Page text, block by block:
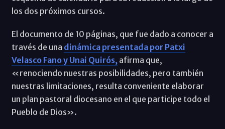
los dos próximos cursos.
El documento de 10 páginas, que fue dado a conocer a
través de una dinámica presentada por Patxi
Velasco Fano y Unai Quirós, afirma que,
«renociendo nuestras posibilidades, pero también
nuestras limitaciones, resulta conveniente elaborar
un plan pastoral diocesano en el que participe todo el
Pueblo de Dios».